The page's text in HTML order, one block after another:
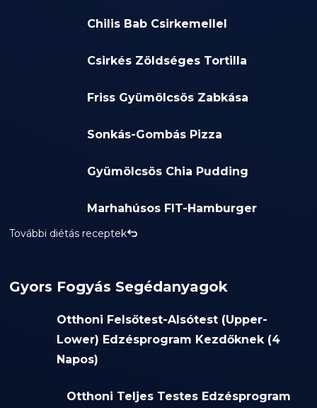
Chilis Bab Csirkemellel
Csirkés Zöldséges Tortilla
Friss Gyümölcsös Zabkása
Sonkás-Gombás Pizza
Gyümölcsös Chia Pudding
Marhahúsos FIT-Hamburger
További diétás receptek
Gyors Fogyás Segédanyagok
Otthoni Felsőtest-Alsótest (Upper-
Lower) Edzésprogram Kezdőknek (4
Napos)
Otthoni Teljes Testes Edzésprogram